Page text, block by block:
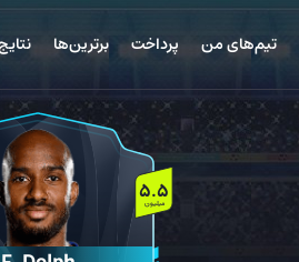
تیم‌های من پرداخت برترین‌ها
5.5
میلیون